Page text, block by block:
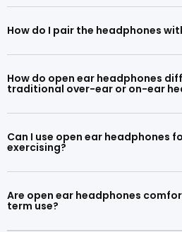
How do I pair the headphones
How do open ear headphones
traditional over-ear or on-ear
Can I use open ear headphones
exercising?
Are open ear headphones
term use?